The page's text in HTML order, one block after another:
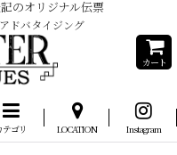
のオリジナル伝票
ドバタイジング
カート
テゴリ LOCATION Instagram